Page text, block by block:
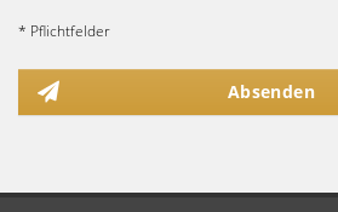
* Pflichtfelder
Absenden